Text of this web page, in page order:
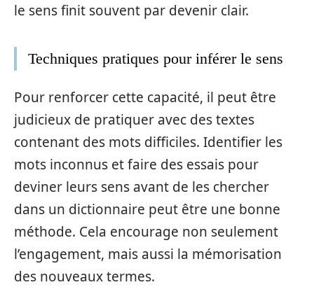
le sens finit souvent par devenir clair.
Techniques pratiques pour inférer le sens
Pour renforcer cette capacité, il peut être
judicieux de pratiquer avec des textes
contenant des mots difficiles. Identifier les
mots inconnus et faire des essais pour
deviner leurs sens avant de les chercher
dans un dictionnaire peut être une bonne
méthode. Cela encourage non seulement
l’engagement, mais aussi la mémorisation
des nouveaux termes.